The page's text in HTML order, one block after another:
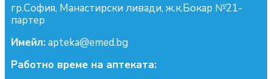
гр.София, Манастирски ливади, ж.к.Бокар №21-
партер
Имейл:apteka@emed.bg
Работно време на аптеката: